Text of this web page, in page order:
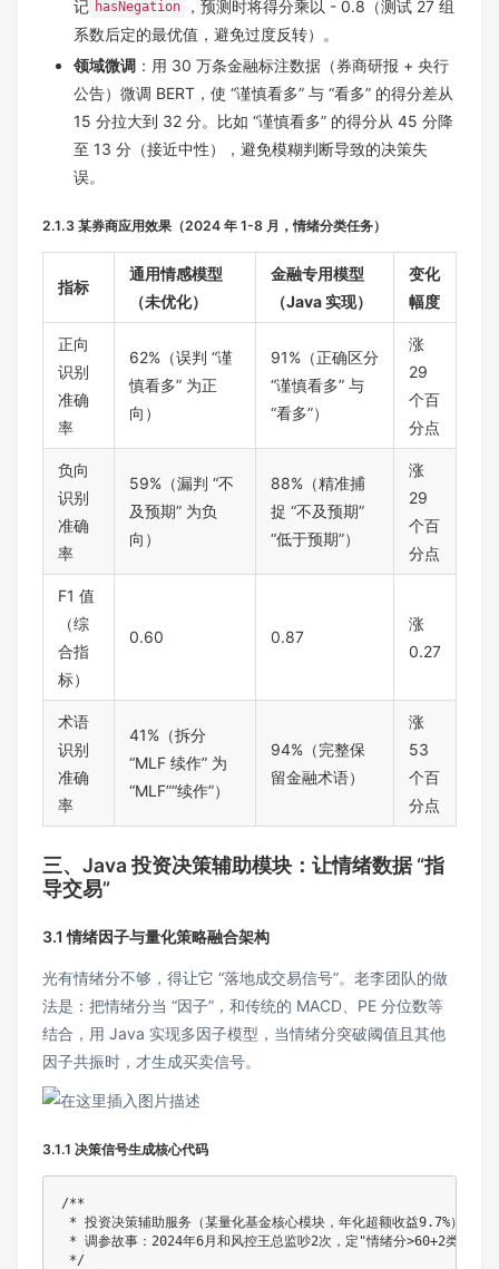
记 hasNegation
，预测时将得分乘以 - 0.8（测试 27 组
系数后定的最优值，避免过度反转）。
领域微调 ：用 30 万条金融标注数据（券商研报 + 央行
公告）微调 BERT，使 “谨慎看多” 与 “看多” 的得分差从
15 分拉大到 32 分。比如 “谨慎看多” 的得分从 45 分降
至 13 分（接近中性），避免模糊判断导致的决策失
误。
2.1.3 某券商应用效果（2024 年 1-8 月，情绪分类任务）
指标
通用情感模型
（未优化）
金融专用模型
（Java 实现）
变化
幅度
正向
识别
准确
率
62%（误判 “谨
慎看多” 为正
向）
91%（正确区分
“谨慎看多” 与
“看多”）
涨
29
个百
分点
负向
识别
准确
率
59%（漏判 “不
及预期” 为负
向）
88%（精准捕
捉 “不及预期”
“低于预期”）
涨
29
个百
分点
F1 值
（综
合指
标）
0.60 0.87
涨
0.27
术语
识别
准确
率
41%（拆分
“MLF 续作” 为
“MLF”“续作”）
94%（完整保
留金融术语）
涨
53
个百
分点
三、Java 投资决策辅助模块：让情绪数据 “指
导交易”
3.1 情绪因子与量化策略融合架构
光有情绪分不够，得让它 “落地成交易信号”。老李团队的做
法是：把情绪分当 “因子”，和传统的 MACD、PE 分位数等
结合，用 Java 实现多因子模型，当情绪分突破阈值且其他
因子共振时，才生成买卖信号。
3.1.1 决策信号生成核心代码
/**
* 投资决策辅助服务（某量化基金核心模块，年化超额收益9.7%）
* 调参故事：2024年6月和风控王总监吵2次，定"情绪分>60+2类因子
*/